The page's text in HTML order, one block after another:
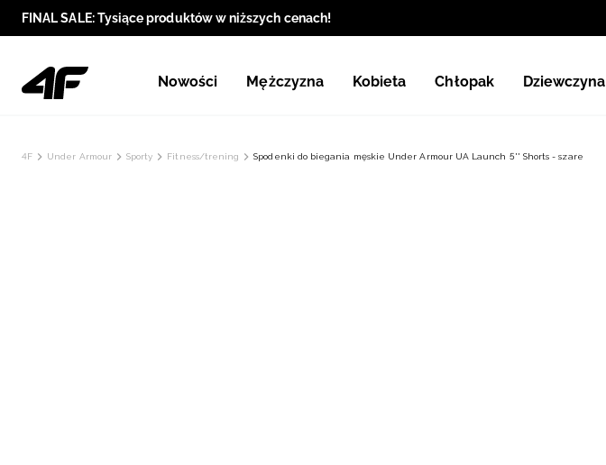
FINAL SALE: Tysiące produktów w niższych cenach!
Nowości Mężczyzna Kobieta Chłopak Dziewczyna
4F Under Armour Sporty Fitness/trening Spodenki do biegania męskie Under Armour UA Launch 5'' Shorts - szare